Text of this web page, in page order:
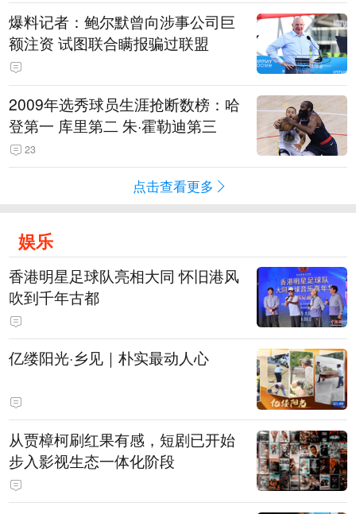
爆料记者：鲍尔默曾向涉事公司巨
额注资 试图联合瞒报骗过联盟
2009年选秀球员生涯抢断数榜：哈
登第一 库里第二 朱·霍勒迪第三
23
点击查看更多
娱乐
香港明星足球队亮相大同 怀旧港风
吹到千年古都
亿缕阳光·乡见｜朴实最动人心
从贾樟柯刷红果有感，短剧已开始
步入影视生态一体化阶段